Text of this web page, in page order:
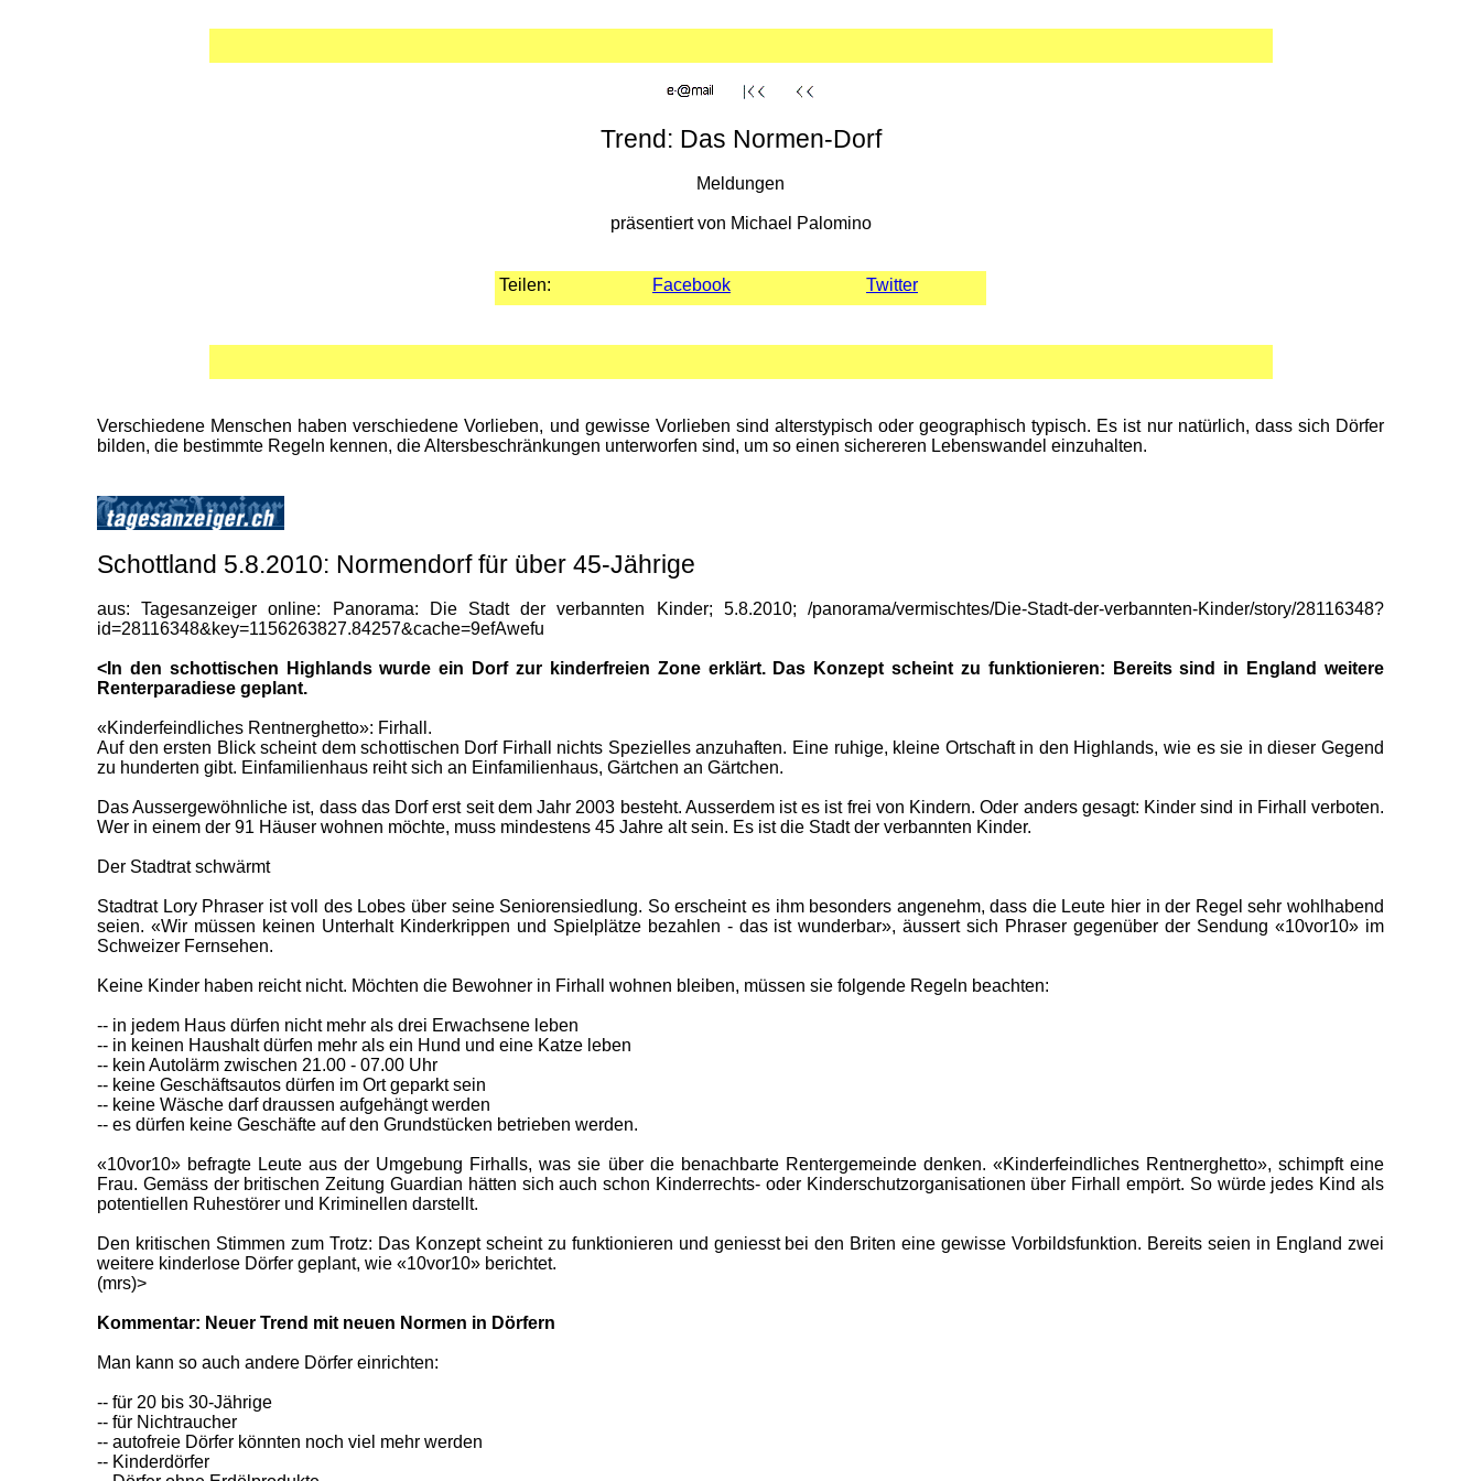
Trend: Das Normen-Dorf
Meldungen
präsentiert von Michael Palomino
Teilen: Facebook Twitter
Verschiedene Menschen haben verschiedene Vorlieben, und gewisse Vorlieben sind alterstypisch oder geographisch typisch. Es ist nur natürlich, dass sich Dörfer
bilden, die bestimmte Regeln kennen, die Altersbeschränkungen unterworfen sind, um so einen sichereren Lebenswandel einzuhalten.
Schottland 5.8.2010: Normendorf für über 45-Jährige
aus: Tagesanzeiger online: Panorama: Die Stadt der verbannten Kinder; 5.8.2010; /panorama/vermischtes/Die-Stadt-der-verbannten-Kinder/story/28116348?
id=28116348&key=1156263827.84257&cache=9efAwefu
<In den schottischen Highlands wurde ein Dorf zur kinderfreien Zone erklärt. Das Konzept scheint zu funktionieren: Bereits sind in England weitere
Renterparadiese geplant.
«Kinderfeindliches Rentnerghetto»: Firhall.
Auf den ersten Blick scheint dem schottischen Dorf Firhall nichts Spezielles anzuhaften. Eine ruhige, kleine Ortschaft in den Highlands, wie es sie in dieser Gegend
zu hunderten gibt. Einfamilienhaus reiht sich an Einfamilienhaus, Gärtchen an Gärtchen.
Das Aussergewöhnliche ist, dass das Dorf erst seit dem Jahr 2003 besteht. Ausserdem ist es ist frei von Kindern. Oder anders gesagt: Kinder sind in Firhall verboten.
Wer in einem der 91 Häuser wohnen möchte, muss mindestens 45 Jahre alt sein. Es ist die Stadt der verbannten Kinder.
Der Stadtrat schwärmt
Stadtrat Lory Phraser ist voll des Lobes über seine Seniorensiedlung. So erscheint es ihm besonders angenehm, dass die Leute hier in der Regel sehr wohlhabend
seien. «Wir müssen keinen Unterhalt Kinderkrippen und Spielplätze bezahlen - das ist wunderbar», äussert sich Phraser gegenüber der Sendung «10vor10» im
Schweizer Fernsehen.
Keine Kinder haben reicht nicht. Möchten die Bewohner in Firhall wohnen bleiben, müssen sie folgende Regeln beachten:
-- in jedem Haus dürfen nicht mehr als drei Erwachsene leben
-- in keinen Haushalt dürfen mehr als ein Hund und eine Katze leben
-- kein Autolärm zwischen 21.00 - 07.00 Uhr
-- keine Geschäftsautos dürfen im Ort geparkt sein
-- keine Wäsche darf draussen aufgehängt werden
-- es dürfen keine Geschäfte auf den Grundstücken betrieben werden.
«10vor10» befragte Leute aus der Umgebung Firhalls, was sie über die benachbarte Rentergemeinde denken. «Kinderfeindliches Rentnerghetto», schimpft eine
Frau. Gemäss der britischen Zeitung Guardian hätten sich auch schon Kinderrechts- oder Kinderschutzorganisationen über Firhall empört. So würde jedes Kind als
potentiellen Ruhestörer und Kriminellen darstellt.
Den kritischen Stimmen zum Trotz: Das Konzept scheint zu funktionieren und geniesst bei den Briten eine gewisse Vorbildsfunktion. Bereits seien in England zwei
weitere kinderlose Dörfer geplant, wie «10vor10» berichtet.
(mrs)>
Kommentar: Neuer Trend mit neuen Normen in Dörfern
Man kann so auch andere Dörfer einrichten:
-- für 20 bis 30-Jährige
-- für Nichtraucher
-- autofreie Dörfer könnten noch viel mehr werden
-- Kinderdörfer